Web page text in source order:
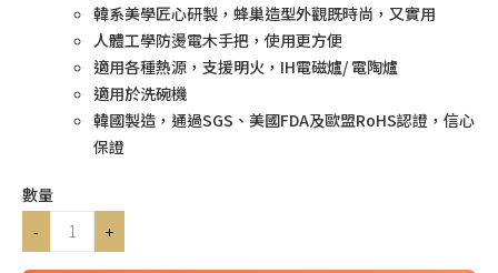
韓系美學匠心研製，蜂巢造型外觀既時尚，又實用
人體工學防燙電木手把，使用更方便
適用各種熱源，支援明火，IH電磁爐/ 電陶爐
適用於洗碗機
韓國製造，通過SGS、美國FDA及歐盟RoHS認證，信心
保證
數量
-
+